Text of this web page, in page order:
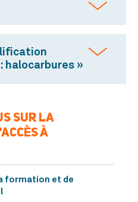
halocarbures »
SUR LA
À
formation et de